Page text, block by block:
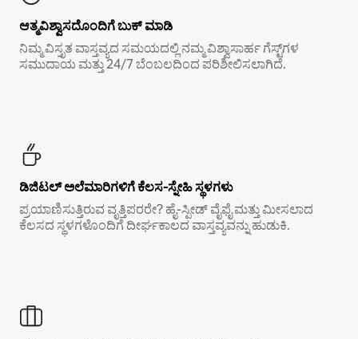
ಆತ್ಮವಿಶ್ವಾಸದೊಂದಿಗೆ ಬುಕ್ ಮಾಡಿ
ನಿಮ್ಮ ವಿಸ್ತೃತ ವಾಸ್ತವ್ಯದ ಸಮಯದಲ್ಲಿ ನಮ್ಮ ವಿಶ್ವಾಸಾರ್ಹ ಗೆಸ್ಟ್‌ಗಳ
ಸಮುದಾಯ ಮತ್ತು 24/7 ಬೆಂಬಲದಿಂದ ಪರಿಶೀಲಿಸಲಾಗಿದೆ.
ಡಿಜಿಟಲ್ ಅಲೆಮಾರಿಗಳಿಗೆ ಕೆಲಸ-ಸ್ನೇಹಿ ಸ್ಥಳಗಳು
ಪ್ರಯಾಣಿಸುತ್ತಿರುವ ವೃತ್ತಿಪರರೇ? ಹೈ-ಸ್ಪೀಡ್ ವೈಫೈ ಮತ್ತು ಮೀಸಲಾದ
ಕೆಲಸದ ಸ್ಥಳಗಳೊಂದಿಗೆ ದೀರ್ಘಕಾಲದ ವಾಸ್ತವ್ಯವನ್ನು ಹುಡುಕಿ.